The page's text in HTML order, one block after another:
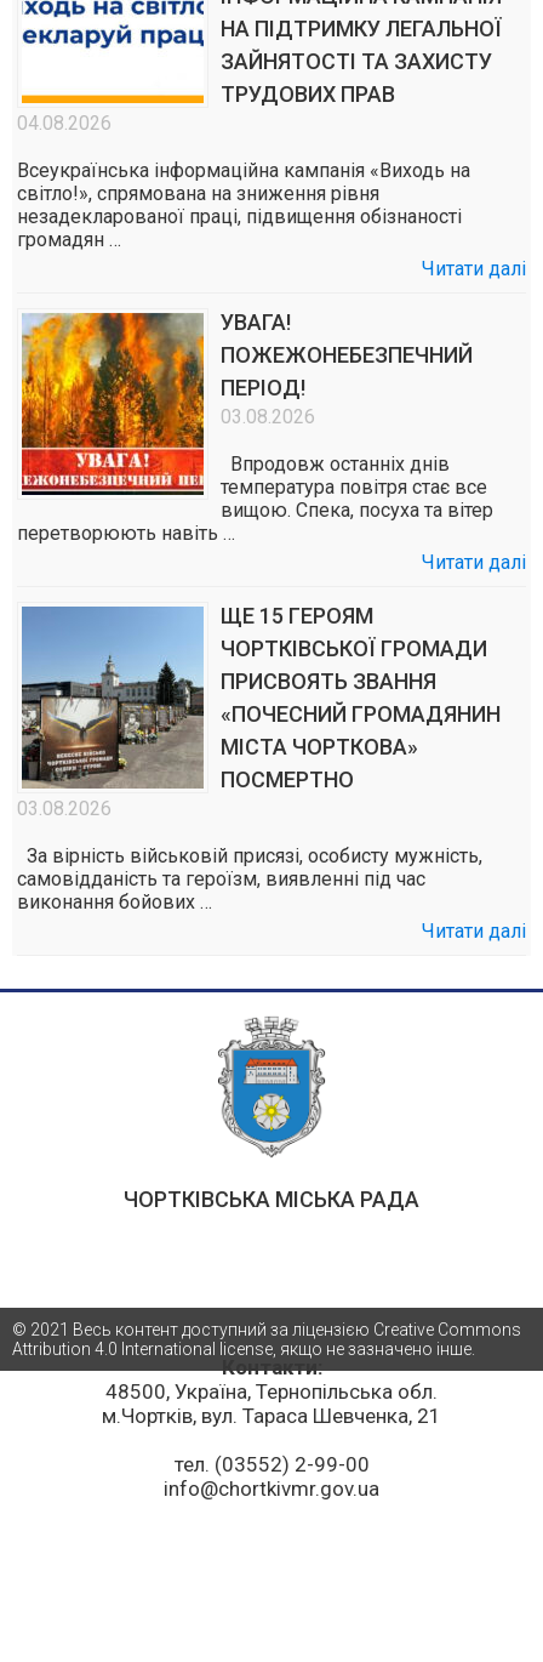
НА ПІДТРИМКУ ЛЕГАЛЬНОЇ
ЗАЙНЯТОСТІ ТА ЗАХИСТУ
ТРУДОВИХ ПРАВ
04.08.2026
Всеукраїнська інформаційна кампанія «Виходь на
світло!», спрямована на зниження рівня
незадекларованої праці, підвищення обізнаності
громадян …
Читати далі
УВАГА!
ПОЖЕЖОНЕБЕЗПЕЧНИЙ
ПЕРІОД!
03.08.2026
Впродовж останніх днів
температура повітря стає все
вищою. Спека, посуха та вітер
перетворюють навіть …
Читати далі
ЩЕ 15 ГЕРОЯМ
ЧОРТКІВСЬКОЇ ГРОМАДИ
ПРИСВОЯТЬ ЗВАННЯ
«ПОЧЕСНИЙ ГРОМАДЯНИН
МІСТА ЧОРТКОВА»
ПОСМЕРТНО
03.08.2026
За вірність військовій присязі, особисту мужність,
самовідданість та героїзм, виявленні під час
виконання бойових …
Читати далі
ЧОРТКІВСЬКА МІСЬКА РАДА
Контакти:
48500, Україна, Тернопільська обл.
м.Чортків, вул. Тараса Шевченка, 21
тел. (03552) 2-99-00
info@chortkivmr.gov.ua
© 2021 Весь контент доступний за ліцензією Creative Commons
Attribution 4.0 International license, якщо не зазначено інше.